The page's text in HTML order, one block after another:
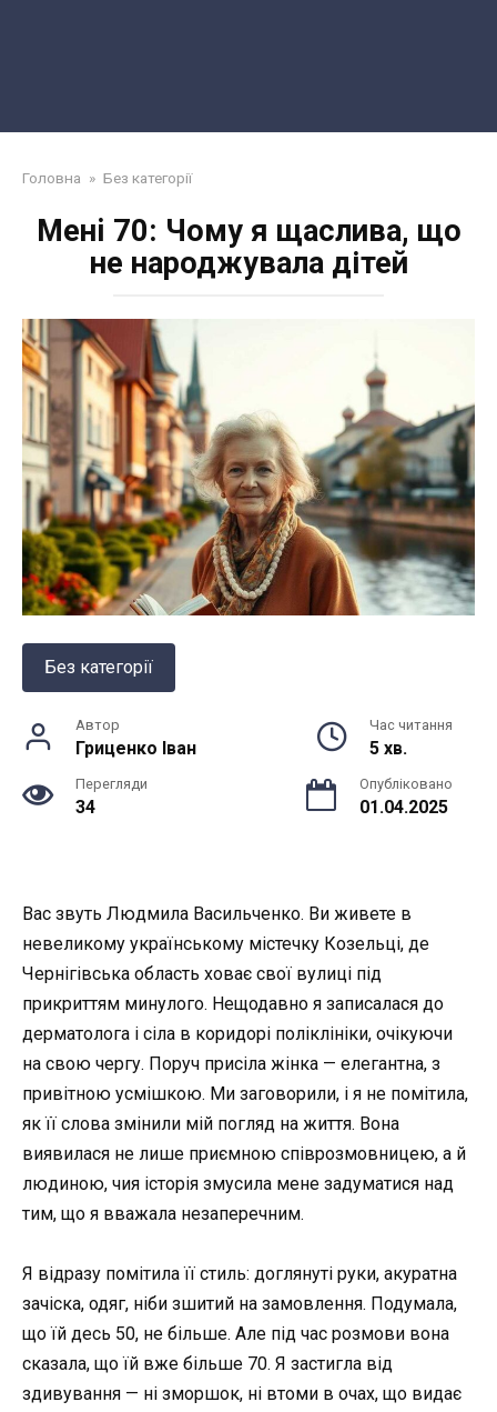
Головна » Без категорії
Менi 70: Чому я щаслива, що
не народжувала дітей
Без категорії
Автор
Гриценко Іван
Час читання
5 хв.
Перегляди
34
Опубліковано
01.04.2025
Вас звуть Людмила Васильченко. Ви живете в
невеликому українському містечку Козельці, де
Чернігівська область ховає свої вулиці під
прикриттям минулого. Нещодавно я записалася до
дерматолога і сіла в коридорі поліклініки, очікуючи
на свою чергу. Поруч присіла жінка — елегантна, з
привітною усмішкою. Ми заговорили, і я не помітила,
як її слова змінили мій погляд на життя. Вона
виявилася не лише приємною співрозмовницею, а й
людиною, чия історія змусила мене задуматися над
тим, що я вважала незаперечним.
Я відразу помітила її стиль: доглянуті руки, акуратна
зачіска, одяг, ніби зшитий на замовлення. Подумала,
що їй десь 50, не більше. Але під час розмови вона
сказала, що їй вже більше 70. Я застигла від
здивування — ні зморшок, ні втоми в очах, що видає